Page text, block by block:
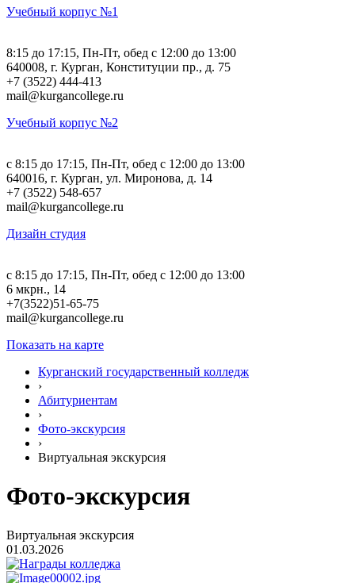
Учебный корпус №1
8:15 до 17:15, Пн-Пт, обед с 12:00 до 13:00
640008, г. Курган, Конституции пр., д. 75
+7 (3522) 444-413
mail@kurgancollege.ru
Учебный корпус №2
c 8:15 до 17:15, Пн-Пт, обед с 12:00 до 13:00
640016, г. Курган, ул. Миронова, д. 14
+7 (3522) 548-657
mail@kurgancollege.ru
Дизайн студия
c 8:15 до 17:15, Пн-Пт, обед с 12:00 до 13:00
6 мкрн., 14
+7(3522)51-65-75
mail@kurgancollege.ru
Показать на карте
Курганский государственный колледж
›
Абитуриентам
›
Фото-экскурсия
›
Виртуальная экскурсия
Фото-экскурсия
Виртуальная экскурсия
01.03.2026